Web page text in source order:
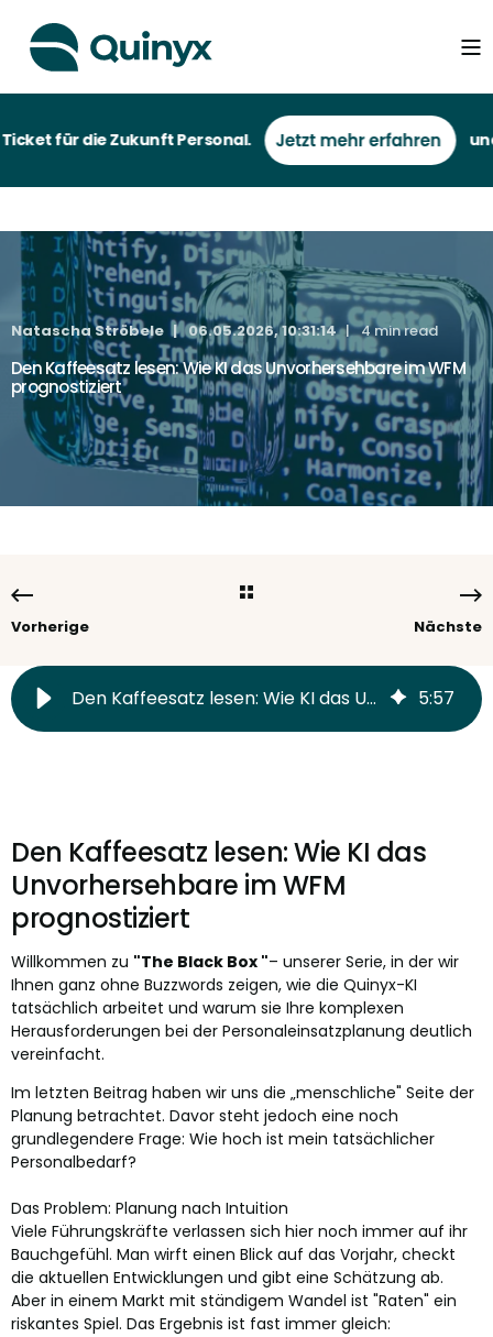
für die Zukunft Personal. und
Natascha Ströbele 06.05.2026, 10:31:14 4 min read
Den Kaffeesatz lesen: Wie KI das Unvorhersehbare im WFM
prognostiziert
Vorherige Nächste
Den Kaffeesatz lesen: Wie KI das Unvorhersehbare im WFM prognostiziert 5:57
Den Kaffeesatz lesen: Wie KI das
Unvorhersehbare im WFM
prognostiziert
Willkommen zu "The Black Box "– unserer Serie, in der wir
Ihnen ganz ohne Buzzwords zeigen, wie die Quinyx-KI
tatsächlich arbeitet und warum sie Ihre komplexen
Herausforderungen bei der Personaleinsatzplanung deutlich
vereinfacht.
Im letzten Beitrag haben wir uns die „menschliche" Seite der
Planung betrachtet. Davor steht jedoch eine noch
grundlegendere Frage: Wie hoch ist mein tatsächlicher
Personalbedarf?
Das Problem: Planung nach Intuition
Viele Führungskräfte verlassen sich hier noch immer auf ihr
Bauchgefühl. Man wirft einen Blick auf das Vorjahr, checkt
die aktuellen Entwicklungen und gibt eine Schätzung ab.
Aber in einem Markt mit ständigem Wandel ist "Raten" ein
riskantes Spiel. Das Ergebnis ist fast immer gleich: